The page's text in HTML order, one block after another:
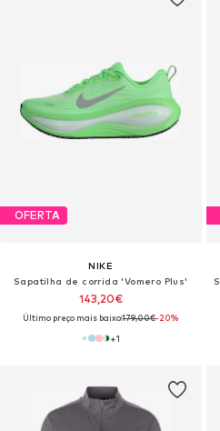
OFERTA
NIKE
Sapatilha de corrida 'Vomero Plus'
143,20€
Último preço mais baixo:179,00€-20%
+1